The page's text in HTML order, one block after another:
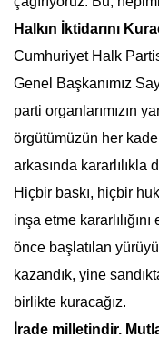
Halkın İktidarını
Cumhuriyet Halk
Genel Başkanımız
parti organlarımızın
örgütümüzün her
arkasında
Hiçbir baskı, hiçbir
inşa etme
önce başlatılan
kazandık, yine
birlikte kuracağız.
İrade milletindir.